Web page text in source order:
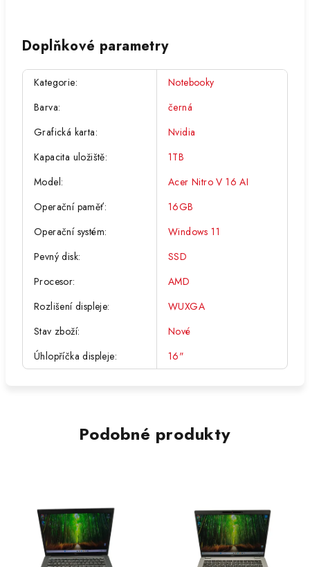
Doplňkové parametry
Kategorie:
Notebooky
Barva:
černá
Grafická karta:
Nvidia
Kapacita uložiště:
1TB
Model:
Acer Nitro V 16 AI
Operační paměť:
16GB
Operační systém:
Windows 11
Pevný disk:
SSD
Procesor:
AMD
Rozlišení displeje:
WUXGA
Stav zboží:
Nové
Úhlopříčka displeje: 16"
Podobné produkty